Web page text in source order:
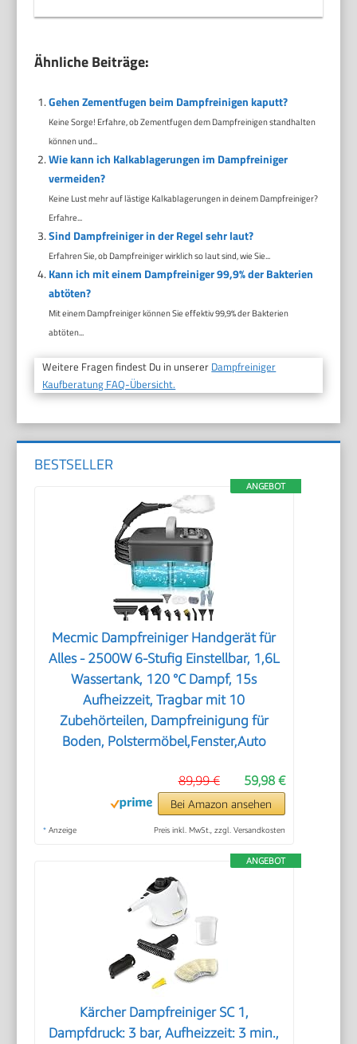
Ähnliche Beiträge:
Gehen Zementfugen beim Dampfreinigen kaputt?
Keine Sorge! Erfahre, ob Zementfugen dem Dampfreinigen standhalten
können und...
Wie kann ich Kalkablagerungen im Dampfreiniger
vermeiden?
Keine Lust mehr auf lästige Kalkablagerungen in deinem Dampfreiniger?
Erfahre...
Sind Dampfreiniger in der Regel sehr laut?
Erfahren Sie, ob Dampfreiniger wirklich so laut sind, wie Sie...
Kann ich mit einem Dampfreiniger 99,9% der Bakterien
abtöten?
Mit einem Dampfreiniger können Sie effektiv 99,9% der Bakterien
abtöten...
Weitere Fragen findest Du in unserer Dampfreiniger
Kaufberatung FAQ-Übersicht.
BESTSELLER
ANGEBOT
Mecmic Dampfreiniger Handgerät für
Alles - 2500W 6-Stufig Einstellbar, 1,6L
Wassertank, 120 °C Dampf, 15s
Aufheizzeit, Tragbar mit 10
Zubehörteilen, Dampfreinigung für
Boden, Polstermöbel,Fenster,Auto
59,98 €
89,99 €
Bei Amazon ansehen
* Anzeige Preis inkl. MwSt., zzgl. Versandkosten
ANGEBOT
Kärcher Dampfreiniger SC 1,
Dampfdruck: 3 bar, Aufheizzeit: 3 min.,